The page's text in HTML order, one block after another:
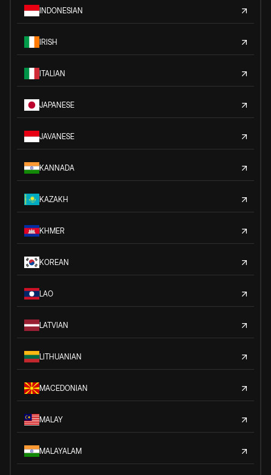
INDONESIAN
IRISH
ITALIAN
JAPANESE
JAVANESE
KANNADA
KAZAKH
KHMER
KOREAN
LAO
LATVIAN
LITHUANIAN
MACEDONIAN
MALAY
MALAYALAM